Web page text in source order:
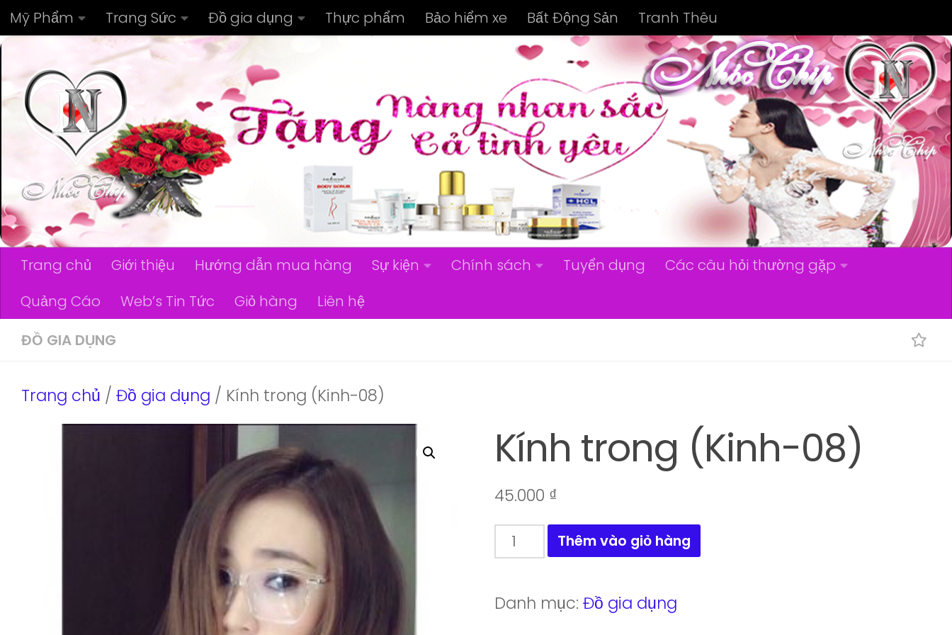
Skip to content
Mỹ Phẩm Trang Sức Đồ gia dụng Thực phẩm Bảo hiểm xe Bất Động Sản Tranh Thêu
Trang chủ Giới thiệu Hướng dẫn mua hàng Sự kiện Chính sách Tuyển dụng
Các câu hỏi thường gặp
Quảng Cáo
Web’s Tin Tức Giỏ hàng
Liên hệ
ĐỒ GIA DỤNG
Trang chủ / Đồ gia dụng / Kính trong (Kinh-08)
Kính trong (Kinh-08)
45.000 ₫
Kính
trong
08)
Thêm vào giỏ hàng
Danh mục: Đồ gia dụng